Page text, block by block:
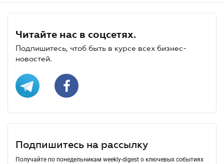
Читайте нас в соцсетях.
Подпишитесь, чтоб быть в курсе всех бизнес-
новостей.
Подпишитесь на рассылку
Получайте по понедельникам weekly-digest о ключевых событиях